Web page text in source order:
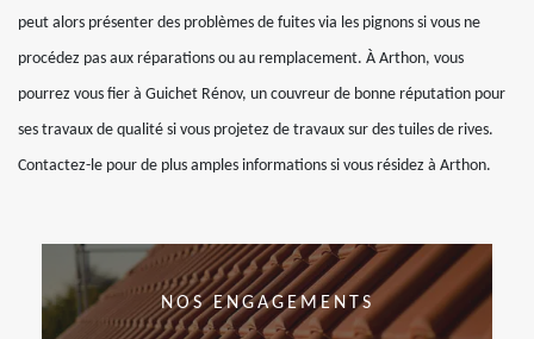
peut alors présenter des problèmes de fuites via les pignons si vous ne
procédez pas aux réparations ou au remplacement. À Arthon, vous
pourrez vous fier à Guichet Rénov, un couvreur de bonne réputation pour
ses travaux de qualité si vous projetez de travaux sur des tuiles de rives.
Contactez-le pour de plus amples informations si vous résidez à Arthon.
NOS ENGAGEMENTS